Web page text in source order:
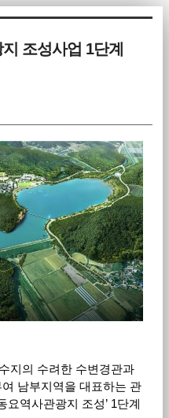
조성사업 1단계
지의 수려한 수변경관과
남부지역을 대표하는 관
요역사관광지 조성’ 1단계
치북5
치북5